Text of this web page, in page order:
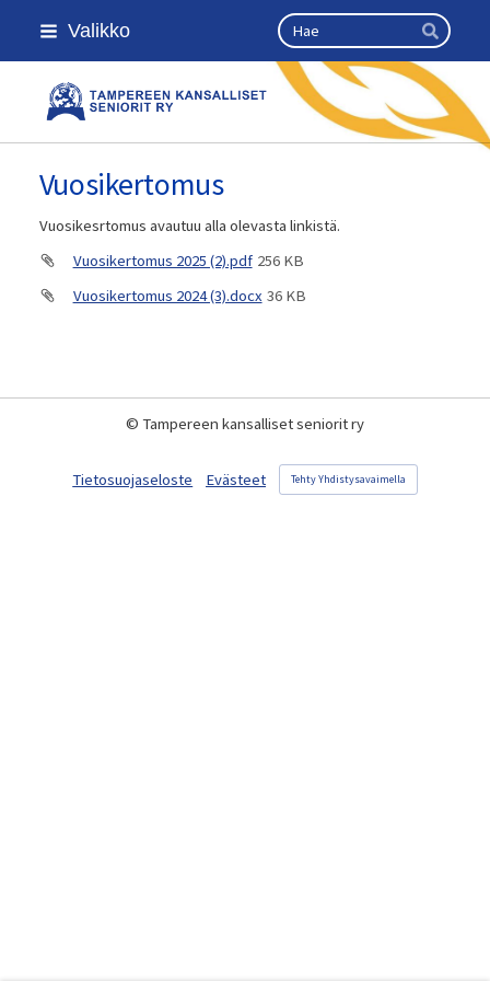
Siirry
sivun
Valikko Haku
Hae
Kansallinen senioriliitto
Vuosikertomus
Vuosikesrtomus avautuu alla olevasta linkistä.
Vuosikertomus 2025 (2).pdf 256 KB
Vuosikertomus 2024 (3).docx 36 KB
© Tampereen kansalliset seniorit ry
Tietosuojaseloste Evästeet Tehty Yhdistysavaimella